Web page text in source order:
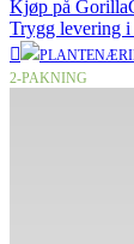
Kjøp på
Trygg levering i
2-PAKNING